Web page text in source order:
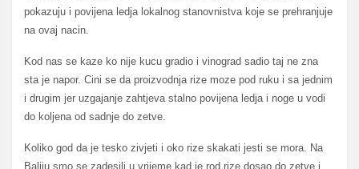
pokazuju i povijena ledja lokalnog stanovnistva koje se prehranjuje
na ovaj nacin.
Kod nas se kaze ko nije kucu gradio i vinograd sadio taj ne zna
sta je napor. Cini se da proizvodnja rize moze pod ruku i sa jednim
i drugim jer uzgajanje zahtjeva stalno povijena ledja i noge u vodi
do koljena od sadnje do zetve.
Koliko god da je tesko zivjeti i oko rize skakati jesti se mora. Na
Baliju smo se zadesili u vrijeme kad je rod rize dosao do zetve i